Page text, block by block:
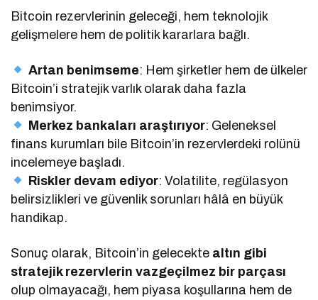
Bitcoin rezervlerinin geleceği, hem teknolojik
gelişmelere hem de politik kararlara bağlı.
Artan benimseme: Hem şirketler hem de ülkeler
Bitcoin’i stratejik varlık olarak daha fazla
benimsiyor.
Merkez bankaları araştırıyor: Geleneksel
finans kurumları bile Bitcoin’in rezervlerdeki rolünü
incelemeye başladı.
Riskler devam ediyor: Volatilite, regülasyon
belirsizlikleri ve güvenlik sorunları hâlâ en büyük
handikap.
Sonuç olarak, Bitcoin’in gelecekte altın gibi
stratejik rezervlerin vazgeçilmez bir parçası
olup olmayacağı, hem piyasa koşullarına hem de